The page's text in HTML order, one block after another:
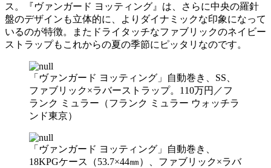
ス。『ヴァンガード ヨッティング』は、さらに中央の羅針
盤のデザインも立体的に、よりダイナミックな印象になって
いるのが特徴。またドライタッチなファブリックのネイビー
ストラップもこれからの夏の季節にピッタリなのです。
「ヴァンガード ヨッティング」自動巻き、SS、
ファブリック×ラバーストラップ。110万円／フ
ランク ミュラー（フランク ミュラー ウォッチラ
ンド東京）
「ヴァンガード ヨッティング」自動巻き、
18KPGケース（53.7×44㎜）、ファブリック×ラバ